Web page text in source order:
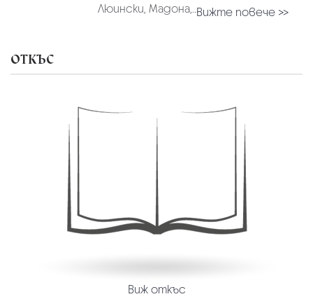
Люински, Мадона,...Вижте повече >>
ОТКЪС
Виж откъс